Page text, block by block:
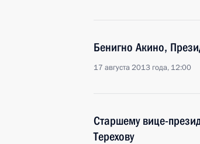
Бенигно Акино,
17 августа 2013 года, 12:00
Старшему вице-
Терехову